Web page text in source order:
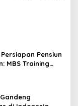
Pensiun
MBS Training